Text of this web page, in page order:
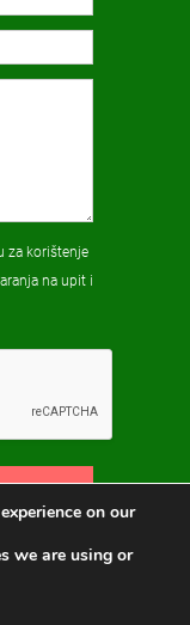
za korištenje
na upit i
on our
we are using or